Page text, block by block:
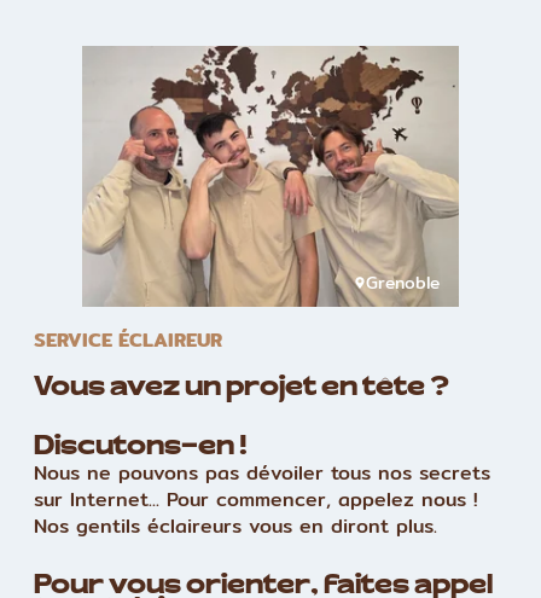
Grenoble
SERVICE ÉCLAIREUR
Vous avez un projet en tête ?
Discutons-en !
Nous ne pouvons pas dévoiler tous nos secrets
sur Internet... Pour commencer, appelez nous !
Nos gentils éclaireurs vous en diront plus.
Pour vous orienter, faites appel